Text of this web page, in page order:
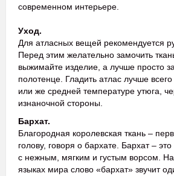
современном интерьере.
Уход.
Для атласных вещей рекомендуется
Перед этим желательно замочить
выжимайте изделие, а лучше просто
полотенце. Гладить атлас лучше
или же средней температуре утюга,
изнаночной стороны.
Бархат.
Благородная королевская ткань –
голову, говоря о бархате. Бархат –
с нежным, мягким и густым ворсом.
языках мира слово «бархат» звучит